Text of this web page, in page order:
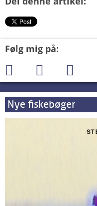
Følg mig på:
Nye fiskebøger